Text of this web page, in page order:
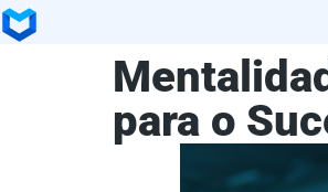
para o